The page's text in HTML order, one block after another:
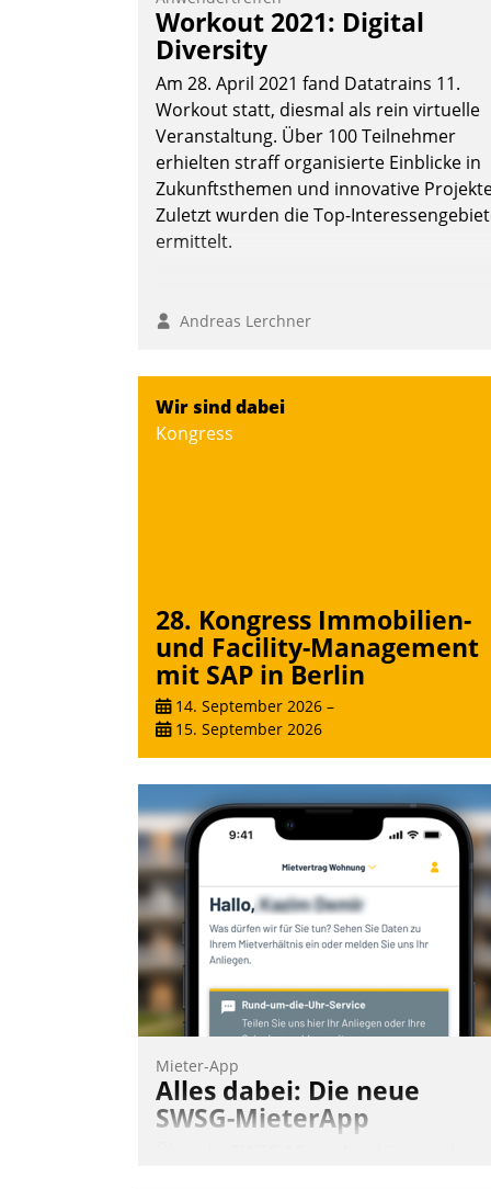
Workout 2021: Digital
Diversity
Am 28. April 2021 fand Datatrains 11.
Workout statt, diesmal als rein virtuelle
Veranstaltung. Über 100 Teilnehmer
erhielten straff organisierte Einblicke in
Zukunftsthemen und innovative
Zuletzt wurden die Top-
ermittelt.
Andreas Lerchner
Wir sind dabei
Kongress
28. Kongress Immobilien-
und Facility-Management
mit SAP in Berlin
14. September 2026 –
15. September 2026
Mieter-App
Alles dabei: Die neue
SWSG-MieterApp